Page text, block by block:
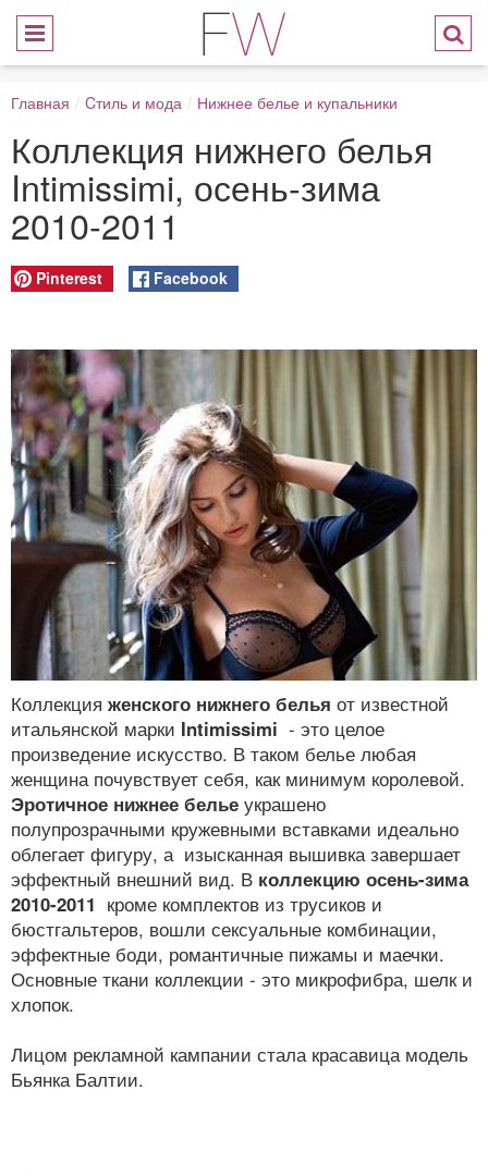
Главная / Cтиль и мода / Нижнее белье и купальники
Коллекция нижнего белья
Intimissimi, осень-зима
2010-2011
Pinterest Facebook
Коллекция женского нижнего белья от известной
итальянской марки Intimissimi - это целое
произведение искусство. В таком белье любая
женщина почувствует себя, как минимум королевой.
Эротичное нижнее белье украшено
полупрозрачными кружевными вставками идеально
облегает фигуру, а изысканная вышивка завершает
эффектный внешний вид. В коллекцию осень-зима
2010-2011 кроме комплектов из трусиков и
бюстгальтеров, вошли сексуальные комбинации,
эффектные боди, романтичные пижамы и маечки.
Основные ткани коллекции - это микрофибра, шелк и
хлопок.
Лицом рекламной кампании стала красавица модель
Бьянка Балтии.